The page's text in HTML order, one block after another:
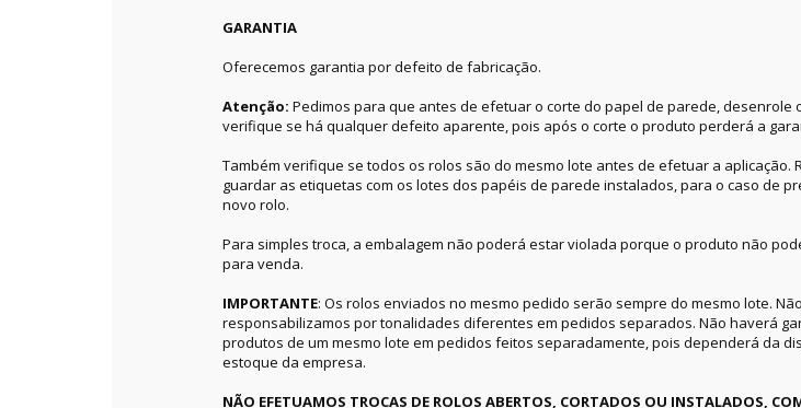
GARANTIA
Oferecemos garantia por defeito de fabricação.
Atenção: Pedimos para que antes de efetuar o corte do papel de parede, desenrole
verifique se há qualquer defeito aparente, pois após o corte o produto perderá a
Também verifique se todos os rolos são do mesmo lote antes de efetuar a aplicação.
guardar as etiquetas com os lotes dos papéis de parede instalados, para o caso de
novo rolo.
Para simples troca, a embalagem não poderá estar violada porque o produto não
para venda.
IMPORTANTE: Os rolos enviados no mesmo pedido serão sempre do mesmo lote.
responsabilizamos por tonalidades diferentes em pedidos separados. Não haverá
produtos de um mesmo lote em pedidos feitos separadamente, pois dependerá da
estoque da empresa.
NÃO EFETUAMOS TROCAS DE ROLOS ABERTOS, CORTADOS OU INSTALADOS,